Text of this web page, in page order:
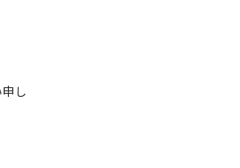
し